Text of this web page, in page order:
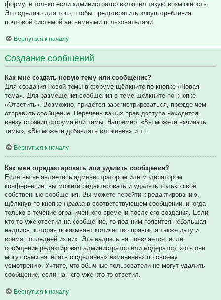
форму, и только если администратор включил такую возможность.
Это сделано для того, чтобы предотвратить злоупотребления
почтовой системой анонимными пользователями.
Вернуться к началу
Создание сообщений
Как мне создать новую тему или сообщение?
Для создания новой темы в форуме щёлкните по кнопке «Новая
тема». Для размещения сообщения в теме щёлкните по кнопке
«Ответить». Возможно, придётся зарегистрироваться, прежде чем
отправить сообщение. Перечень ваших прав доступа находится
внизу страниц форума или темы. Например: «Вы можете начинать
темы», «Вы можете добавлять вложения» и т.п.
Вернуться к началу
Как мне отредактировать или удалить сообщение?
Если вы не являетесь администратором или модератором
конференции, вы можете редактировать и удалять только свои
собственные сообщения. Вы можете перейти к редактированию,
щёлкнув по кнопке Правка в соответствующем сообщении, иногда
только в течение ограниченного времени после его создания. Если
кто-то уже ответил на сообщение, то под ним появится небольшая
надпись, которая показывает количество правок, а также дату и
время последней из них. Эта надпись не появляется, если
сообщение редактировал администратор или модератор, хотя они
могут сами написать о сделанных изменениях по своему
усмотрению. Учтите, что обычные пользователи не могут удалить
сообщение, если на него уже кто-то ответил.
Вернуться к началу